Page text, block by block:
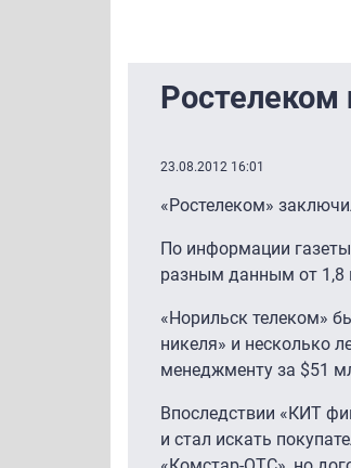
Ростелеком
23.08.2012 16:01
«Ростелеком»
По информации газеты
разным данным от 1,8
«Норильск телеком»
никеля» и несколько
менеджменту за $51
Впоследствии «КИТ
и стал искать